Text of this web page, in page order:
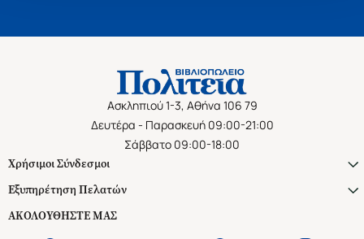
Ασκληπιού 1-3, Αθήνα 106 79
Δευτέρα - Παρασκευή 09:00-21:00
Σάββατο 09:00-18:00
Χρήσιμοι Σύνδεσμοι
Εξυπηρέτηση Πελατών
ΑΚΟΛΟΥΘΗΣΤΕ ΜΑΣ